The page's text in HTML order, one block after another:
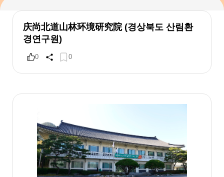
庆尚北道山林环境研究院 (경상북도 산림환
경연구원)
0 0